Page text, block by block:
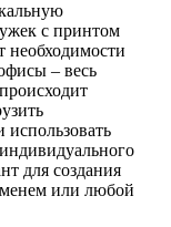
с принтом
необходимости
– весь
для создания
или любой